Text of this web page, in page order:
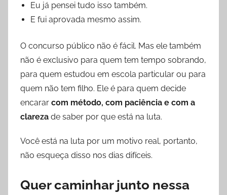
Eu já pensei tudo isso também.
E fui aprovada mesmo assim.
O concurso público não é fácil. Mas ele também
não é exclusivo para quem tem tempo sobrando,
para quem estudou em escola particular ou para
quem não tem filho. Ele é para quem decide
encarar com método, com paciência e com a
clareza de saber por que está na luta.
Você está na luta por um motivo real, portanto,
não esqueça disso nos dias difíceis.
Quer caminhar junto nessa